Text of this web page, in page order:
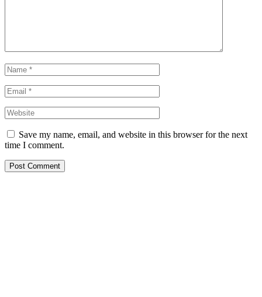
Save my name, email, and website in this browser for the next
time I comment.